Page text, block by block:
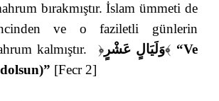
bırakmıştır. İslam ümmeti de
ve o faziletli günlerin
kalmıştır. ﴿وَلَيَالٍ عَشْرٍ﴾ “Ve
[Fecr 2]